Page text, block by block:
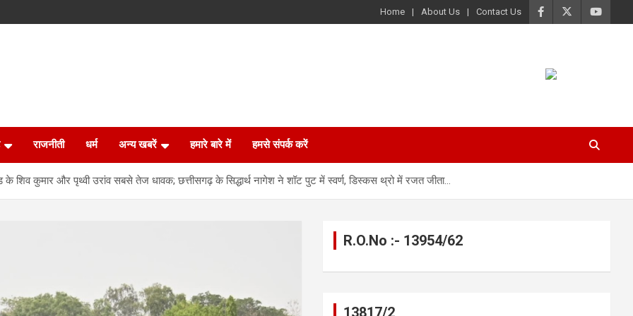
Home About Us Contact Us
राजनीती धर्म अन्य खबरें हमारे बारे में हमसे संपर्क करें
शिव कुमार और पृथ्वी उरांव सबसे तेज धावक; छत्तीसगढ़ के सिद्धार्थ नागेश ने शॉट पुट में स्वर्ण, डिस्कस थ्रो में रजत जीता…
R.O.No :- 13954/62
13817/2